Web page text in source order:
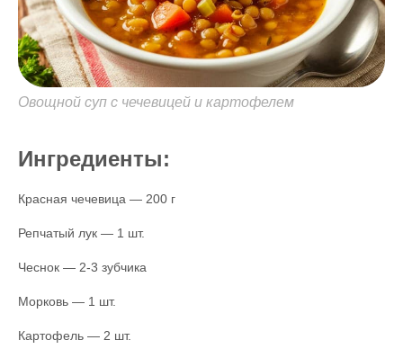
Овощной суп с чечевицей и картофелем
Ингредиенты:
Красная чечевица — 200 г
Репчатый лук — 1 шт.
Чеснок — 2-3 зубчика
Морковь — 1 шт.
Картофель — 2 шт.